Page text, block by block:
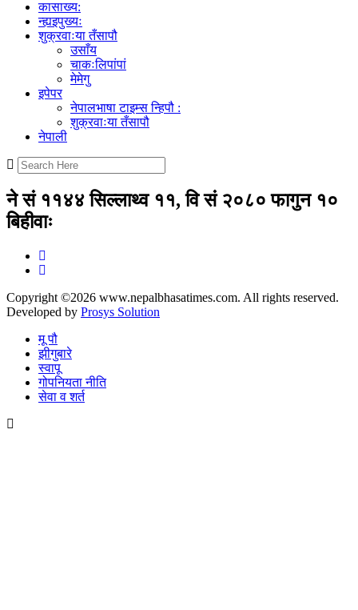
कासाख्य:
न्ह्यइपुख्यः
शुक्रवाःया तँसापौ
उसाँय
चाकःलिपांपां
मेमेगु
इपेपर
नेपालभाषा टाइम्स न्हिपौ :
शुक्रवाःया तँसापौ
नेपाली
ने सं ११४४ सिल्लाथ्व ११, वि सं २०८० फागुन १०
बिहीवाः
Copyright ©2026 www.nepalbhasatimes.com. All rights reserved.
Developed by Prosys Solution
मू पौ
झीगुबारे
स्वापू
गोपनियता नीति
सेवा व शर्त